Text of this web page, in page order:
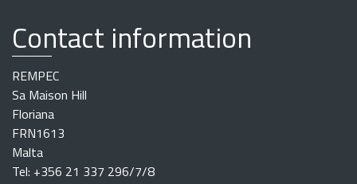
Contact information
REMPEC
Sa Maison Hill
Floriana
FRN1613
Malta
Tel: +356 21 337 296/7/8